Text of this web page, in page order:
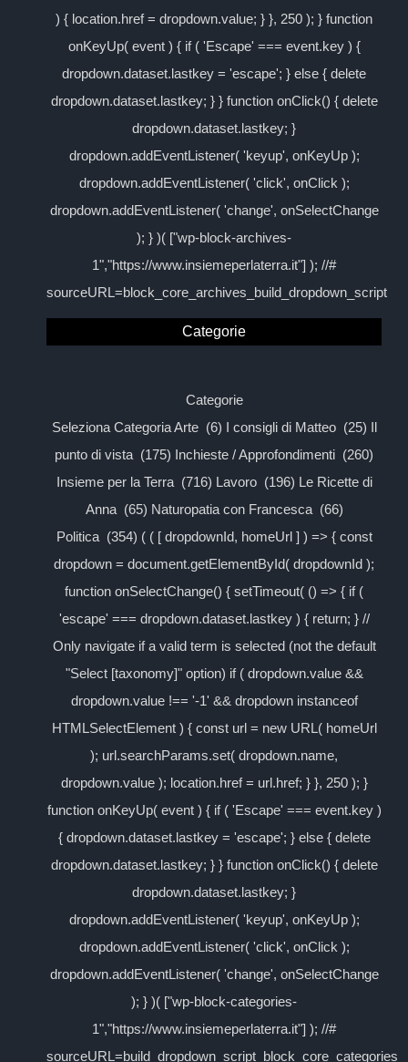
) { location.href = dropdown.value; } }, 250 ); } function
onKeyUp( event ) { if ( 'Escape' === event.key ) {
dropdown.dataset.lastkey = 'escape'; } else { delete
dropdown.dataset.lastkey; } } function onClick() { delete
dropdown.dataset.lastkey; }
dropdown.addEventListener( 'keyup', onKeyUp );
dropdown.addEventListener( 'click', onClick );
dropdown.addEventListener( 'change', onSelectChange
); } )( ["wp-block-archives-
1","https://www.insiemeperlaterra.it"] ); //#
sourceURL=block_core_archives_build_dropdown_script
Categorie
Categorie
Seleziona Categoria Arte (6) I consigli di Matteo (25) Il
punto di vista (175) Inchieste / Approfondimenti (260)
Insieme per la Terra (716) Lavoro (196) Le Ricette di
Anna (65) Naturopatia con Francesca (66)
Politica (354) ( ( [ dropdownId, homeUrl ] ) => { const
dropdown = document.getElementById( dropdownId );
function onSelectChange() { setTimeout( () => { if (
'escape' === dropdown.dataset.lastkey ) { return; } //
Only navigate if a valid term is selected (not the default
"Select [taxonomy]" option) if ( dropdown.value &&
dropdown.value !== '-1' && dropdown instanceof
HTMLSelectElement ) { const url = new URL( homeUrl
); url.searchParams.set( dropdown.name,
dropdown.value ); location.href = url.href; } }, 250 ); }
function onKeyUp( event ) { if ( 'Escape' === event.key )
{ dropdown.dataset.lastkey = 'escape'; } else { delete
dropdown.dataset.lastkey; } } function onClick() { delete
dropdown.dataset.lastkey; }
dropdown.addEventListener( 'keyup', onKeyUp );
dropdown.addEventListener( 'click', onClick );
dropdown.addEventListener( 'change', onSelectChange
); } )( ["wp-block-categories-
1","https://www.insiemeperlaterra.it"] ); //#
sourceURL=build_dropdown_script_block_core_categories